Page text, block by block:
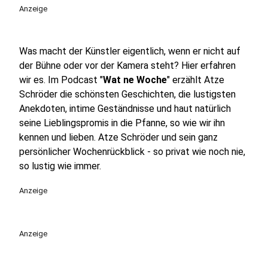
Anzeige
Was macht der Künstler eigentlich, wenn er nicht auf
der Bühne oder vor der Kamera steht? Hier erfahren
wir es. Im Podcast "Wat ne Woche" erzählt Atze
Schröder die schönsten Geschichten, die lustigsten
Anekdoten, intime Geständnisse und haut natürlich
seine Lieblingspromis in die Pfanne, so wie wir ihn
kennen und lieben. Atze Schröder und sein ganz
persönlicher Wochenrückblick - so privat wie noch nie,
so lustig wie immer.
Anzeige
Anzeige